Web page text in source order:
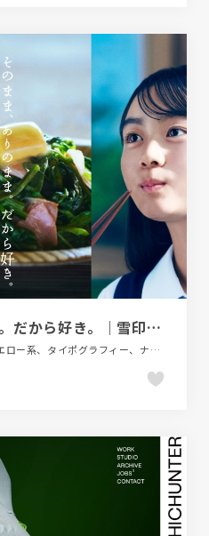
そのまま、ありのまま。だから好き。｜雪印北海道バター｜雪印メグミルク株式会社
LP・特集ページ、かわいい、イエロー系、タイポグラフィー、ナチュラル、大きめ写真、手書き・ハンドメイド、飲料・食品